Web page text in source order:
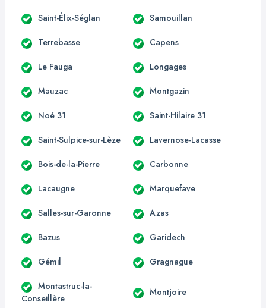
Saint-Élix-Séglan Samouillan
Terrebasse Capens
Le Fauga Longages
Mauzac Montgazin
Noé 31 Saint-Hilaire 31
Saint-Sulpice-sur-Lèze Lavernose-Lacasse
Bois-de-la-Pierre Carbonne
Lacaugne Marquefave
Salles-sur-Garonne Azas
Bazus Garidech
Gémil Gragnague
Montastruc-la-
Conseillère
Montjoire